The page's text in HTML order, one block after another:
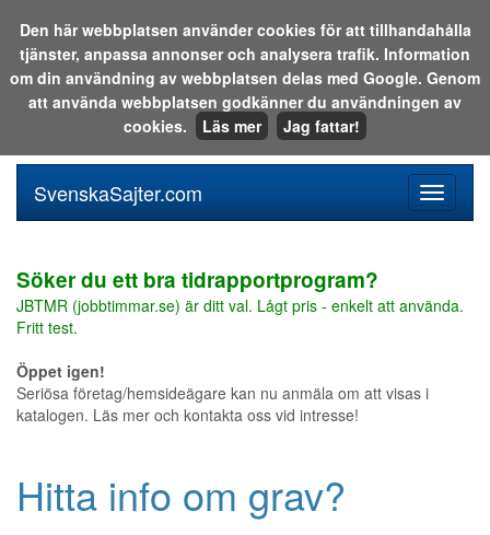
Sök i katalogen eller på webben:
meny
SvenskaSajter.com
Söker du ett bra tidrapportprogram?
JBTMR (jobbtimmar.se) är ditt val. Lågt pris - enkelt att använda.
Fritt test.
Öppet igen!
Seriösa företag/hemsideägare kan nu anmäla om att visas i
katalogen. Läs mer och kontakta oss vid intresse!
Hitta info om grav?
Den här webbplatsen använder cookies för att tillhandahålla
tjänster, anpassa annonser och analysera trafik. Information
om din användning av webbplatsen delas med Google. Genom
att använda webbplatsen godkänner du användningen av
cookies.
Läs mer Jag fattar!